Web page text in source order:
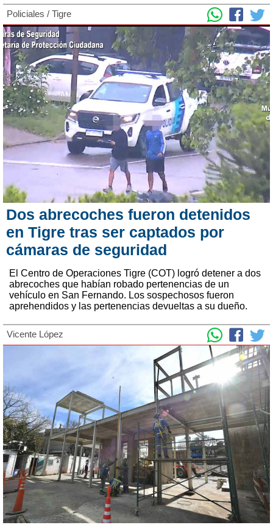
Policiales / Tigre
Dos abrecoches fueron detenidos
en Tigre tras ser captados por
cámaras de seguridad
El Centro de Operaciones Tigre (COT) logró detener a dos
abrecoches que habían robado pertenencias de un
vehículo en San Fernando. Los sospechosos fueron
aprehendidos y las pertenencias devueltas a su dueño.
Vicente López